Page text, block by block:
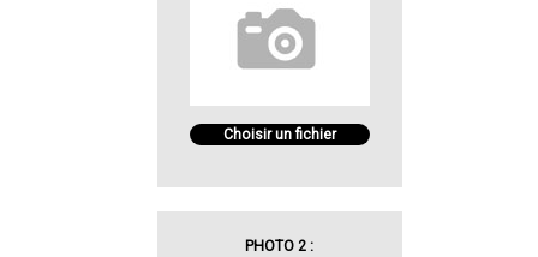
Choisir un fichier
PHOTO 2 :